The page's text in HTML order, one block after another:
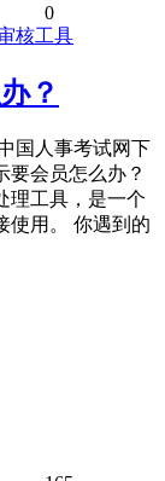
0
核工具
？
国人事考试网下
要会员怎么办？
理工具，是一个
使用。 你遇到的